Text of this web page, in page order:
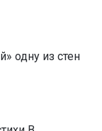
одну из стен